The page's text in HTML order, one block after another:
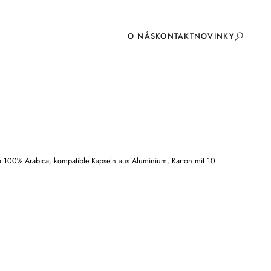
O NÁSKONTAKTNOVINKY